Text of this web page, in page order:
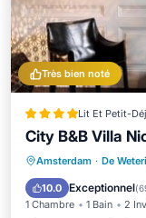
Très bien noté
Lit Et Petit-
City B&B Villa
Amsterdam · De
10.0 Exceptionnel(
1 Chambre 1 Bain 2
Petit-